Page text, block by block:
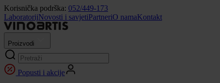
Korisnička podrška: 052/449-173
LaboratorijNovosti i savjetiPartneriO namaKontakt
Proizvodi
Popusti i akcije